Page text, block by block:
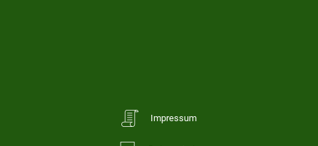
Impressum